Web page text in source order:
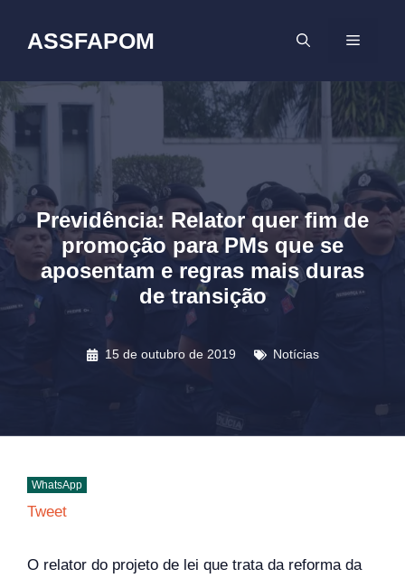
conteúdo
ASSFAPOM MENU
Previdência: Relator quer fim de
promoção para PMs que se
aposentam e regras mais duras
de transição
15 de outubro de 2019 Notícias
WhatsApp
Tweet
O relator do projeto de lei que trata da reforma da